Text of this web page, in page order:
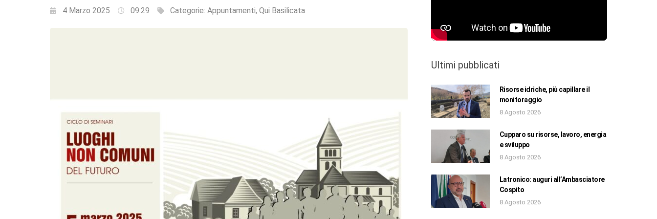
4 Marzo 2025 09:29 Categorie: Appuntamenti, Qui Basilicata
Ultimi pubblicati
Risorse idriche, più capillare il
monitoraggio
8 Agosto 2026
Cupparo su risorse, lavoro, energia
e sviluppo
8 Agosto 2026
Latronico: auguri all’Ambasciatore
Cospito
8 Agosto 2026